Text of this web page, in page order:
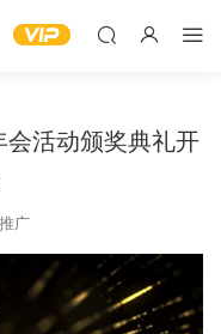
活动颁奖典礼开
推广